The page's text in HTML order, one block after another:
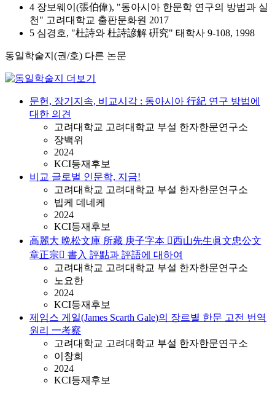
4 장보웨이(張伯偉), "동아시아 한문학 연구의 방법과 실
천" 고려대학교 출판문화원 2017
5 심경호, "杜詩와 杜詩諺解 硏究" 태학사 9-108, 1998
동일학술지(권/호) 다른 논문
문헌, 장기지속, 비교시각 : 동아시아 行紀 연구 방법에
대한 의견
고려대학교 고려대학교 부설 한자한문연구소
장백위
2024
KCI등재후보
비교 글로벌 인문학, 지금!
고려대학교 고려대학교 부설 한자한문연구소
빕케 데네케
2024
KCI등재후보
高麗大 晩松文庫 所藏 庚子字本 󰡔西山先生眞文忠公文
章正宗󰡕 書入 評點과 評語에 대하여
고려대학교 고려대학교 부설 한자한문연구소
노요한
2024
KCI등재후보
제임스 게일(James Scarth Gale)의 장르별 한문 고전 번역
원리 一考察
고려대학교 고려대학교 부설 한자한문연구소
이창희
2024
KCI등재후보